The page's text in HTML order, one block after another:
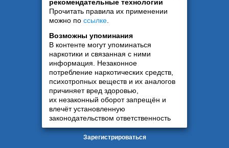
рекомендательные технологии
Прочитать правила их применении
можно по ссылке
Возможны упоминания
В контенте могут упоминаться
наркотики и связанная с ними
информация. Незаконное
потребление наркотических средств,
психотропных веществ и их аналогов
причиняет вред здоровью,
их незаконный оборот запрещён и
влечёт установленную
законодательством ответственность
Зарегистрироваться